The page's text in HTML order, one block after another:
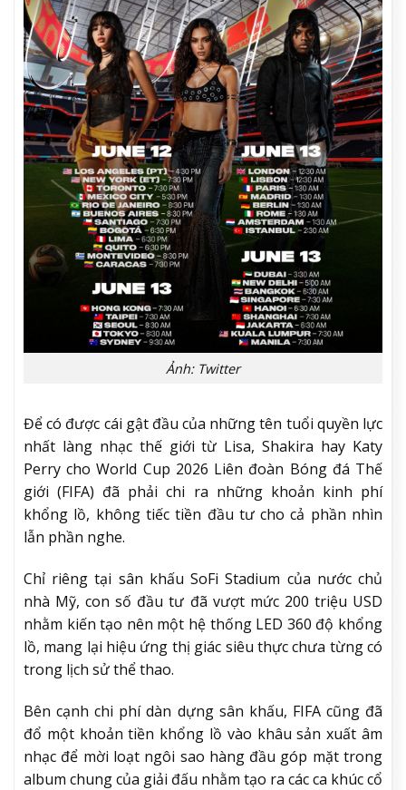
Ảnh: Twitter
Để có được cái gật đầu của những tên tuổi quyền lực
nhất làng nhạc thế giới từ Lisa, Shakira hay Katy
Perry cho World Cup 2026 Liên đoàn Bóng đá Thế
giới (FIFA) đã phải chi ra những khoản kinh phí
khổng lồ, không tiếc tiền đầu tư cho cả phần nhìn
lẫn phần nghe.
Chỉ riêng tại sân khấu SoFi Stadium của nước chủ
nhà Mỹ, con số đầu tư đã vượt mức 200 triệu USD
nhằm kiến tạo nên một hệ thống LED 360 độ khổng
lồ, mang lại hiệu ứng thị giác siêu thực chưa từng có
trong lịch sử thể thao.
Bên cạnh chi phí dàn dựng sân khấu, FIFA cũng đã
đổ một khoản tiền khổng lồ vào khâu sản xuất âm
nhạc để mời loạt ngôi sao hàng đầu góp mặt trong
album chung của giải đấu nhằm tạo ra các ca khúc cổ